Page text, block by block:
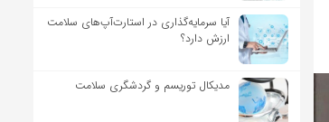
آیا سرمایه‌گذاری در استارت‌آپ‌های سلامت
ارزش دارد؟
مدیکال توریسم و گردشگری سلامت